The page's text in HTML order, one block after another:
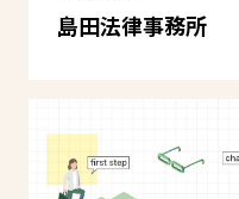
島田法律事務所